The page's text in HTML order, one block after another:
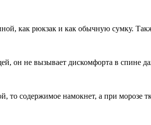
как рюкзак и как обычную сумку.
он не вызывает дискомфорта в спине
то содержимое намокнет, а при морозе